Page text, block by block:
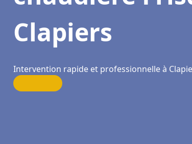
Clapiers
Intervention rapide et professionnelle à